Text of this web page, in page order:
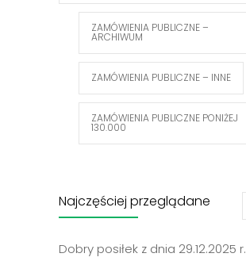
ZAMÓWIENIA PUBLICZNE –
ARCHIWUM
ZAMÓWIENIA PUBLICZNE – INNE
ZAMÓWIENIA PUBLICZNE PONIŻEJ
130.000
Najczęściej przeglądane
Dobry posiłek z dnia 29.12.2025 r.